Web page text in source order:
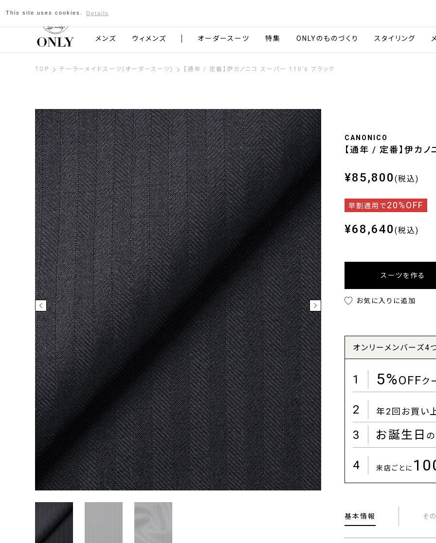
京都発のスーツブランド ONLY
メンズ ウィメンズ オーダースーツ 特集 ONLYのものづくり スタイリング
TOP テーラーメイドスーツ(オーダースーツ) 【通年 / 定番】伊カノニコ スーパー 110’s ブラック
CANONICO
【通年 / 定番】伊カ
¥85,800 (税込)
早割適用で20%OFF
¥68,640 (税込)
スーツを作る
お気に入りに追加
オンリーメンバーズ4
1 5%OFFク
2 年2回お買い
3 お誕生日
4 来店ごとに
基本情報 そ
This site uses cookies. Details